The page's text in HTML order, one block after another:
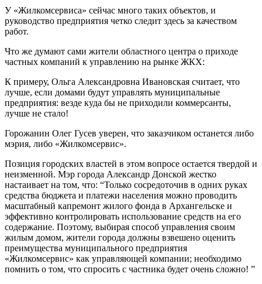
У «Жилкомсервиса» сейчас много таких объектов, и
руководство предприятия четко следит здесь за качеством
работ.
Что же думают сами жители областного центра о приходе
частных компаний к управлению на рынке ЖКХ:
К примеру, Ольга Александровна Ивановская считает, что
лучше, если домами будут управлять муниципальные
предприятия: везде куда бы не приходили коммерсанты,
лучше не стало!
Горожанин Олег Гусев уверен, что заказчиком останется либо
мэрия, либо «Жилкомсервис».
Позиция городских властей в этом вопросе остается твердой и
неизменной. Мэр города Александр Донской жестко
настаивает на том, что: “Только сосредоточив в одних руках
средства бюджета и платежи населения можно проводить
масштабный капремонт жилого фонда в Архангельске и
эффективно контролировать использование средств на его
содержание. Поэтому, выбирая способ управления своим
жилым домом, жители города должны взвешено оценить
преимущества муниципального предприятия
«Жилкомсервис» как управляющей компании; необходимо
помнить о том, что спросить с частника будет очень сложно! ”